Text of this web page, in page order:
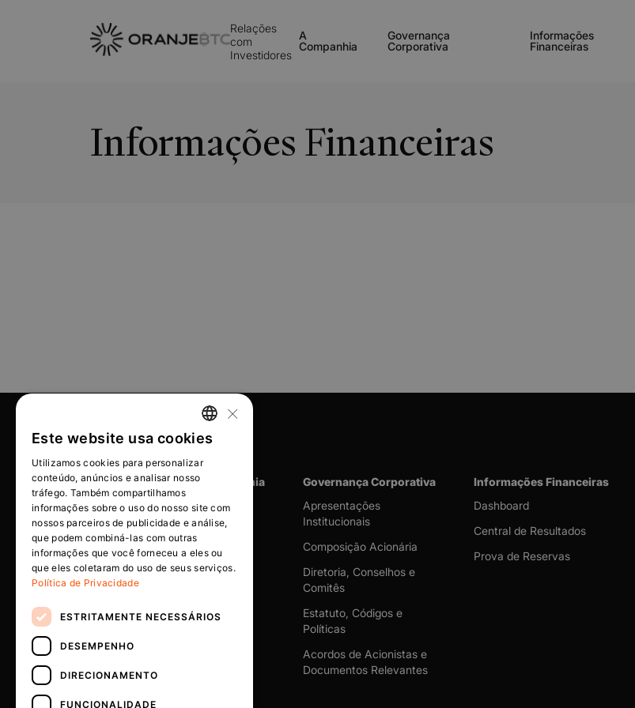
Relações
com
Investidores
A
Companhia
Governança
Corporativa
Informações
Financeiras
Informações Financeiras
A Companhia
Governança Corporativa
Apresentações
Institucionais
Composição Acionária
Diretoria, Conselhos e
Comitês
Estatuto, Códigos e
Políticas
Acordos de Acionistas e
Documentos Relevantes
Informações Financeiras
Dashboard
Central de Resultados
Prova de Reservas
PORTUGUESE
ENGLISH
×
Este website usa cookies
Utilizamos cookies para personalizar
conteúdo, anúncios e analisar nosso
tráfego. Também compartilhamos
informações sobre o uso do nosso site com
nossos parceiros de publicidade e análise,
que podem combiná-las com outras
informações que você forneceu a eles ou
que eles coletaram do uso de seus serviços.
Política de Privacidade
ESTRITAMENTE NECESSÁRIOS
DESEMPENHO
DIRECIONAMENTO
FUNCIONALIDADE